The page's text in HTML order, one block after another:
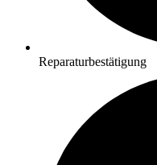
Reparaturbestätigung